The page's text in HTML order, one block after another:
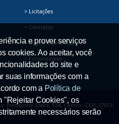
> Licitações
> Contratos
> Registro de Preços
> Fornecedores
Presidente Sodré, 534, Centro - CEP: 27913-
e prover serviços
cookies. Ao aceitar, você
do site e
suas informações com a
com a Política de
"Rejeitar Cookies", os
necessários serão